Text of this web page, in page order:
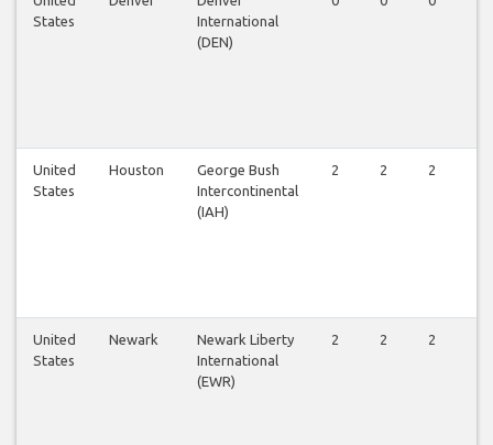
States
International
(DEN)
United
States
Houston
George Bush
Intercontinental
(IAH)
2 2 2
United
States
Newark
Newark Liberty
International
(EWR)
2 2 2